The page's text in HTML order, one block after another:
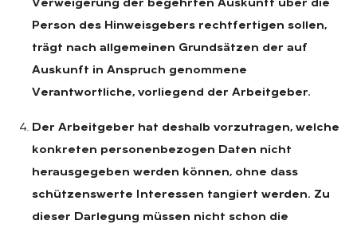
Verweigerung der begehrten Auskunft über die
Person des Hinweisgebers rechtfertigen sollen,
trägt nach allgemeinen Grundsätzen der auf
Auskunft in Anspruch genommene
Verantwortliche, vorliegend der Arbeitgeber.
Der Arbeitgeber hat deshalb vorzutragen, welche
konkreten personenbezogen Daten nicht
herausgegeben werden können, ohne dass
schützenswerte Interessen tangiert werden. Zu
dieser Darlegung müssen nicht schon die